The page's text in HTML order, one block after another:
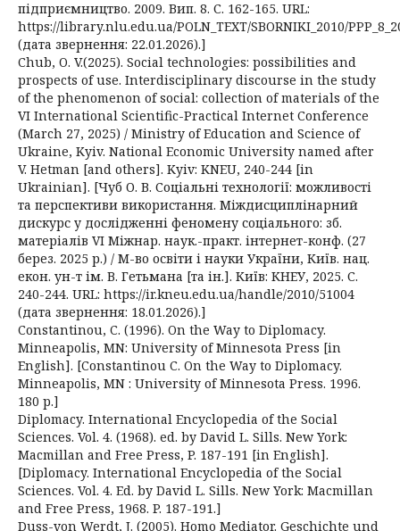
підприємництво. 2009. Вип. 8. С. 162-165. URL:
https://library.nlu.edu.ua/POLN_TEXT/SBORNIKI_2010/
(дата звернення: 22.01.2026).]
Chub, O. V.(2025). Social technologies: possibilities and
prospects of use. Interdisciplinary discourse in the study
of the phenomenon of social: collection of materials of the
VI International Scientific-Practical Internet Conference
(March 27, 2025) / Ministry of Education and Science of
Ukraine, Kyiv. National Economic University named after
V. Hetman [and others]. Kyiv: KNEU, 240-244 [in
Ukrainian]. [Чуб О. В. Соціальні технології: можливості
та перспективи використання. Міждисциплінарний
дискурс у дослідженні феномену соціального: зб.
матеріалів VI Міжнар. наук.-практ. інтернет-конф. (27
берез. 2025 р.) / М-во освіти і науки України, Київ. нац.
екон. ун-т ім. В. Гетьмана [та ін.]. Київ: КНЕУ, 2025. С.
240-244. URL: https://ir.kneu.edu.ua/handle/2010/51004
(дата звернення: 18.01.2026).]
Constantinou, C. (1996). On the Way to Diplomacy.
Minneapolis, MN: University of Minnesota Press [in
English]. [Constantinou C. On the Way to Diplomacy.
Minneapolis, MN : University of Minnesota Press. 1996.
180 p.]
Diplomacy. International Encyclopedia of the Social
Sciences. Vol. 4. (1968). ed. by David L. Sills. New York:
Macmillan and Free Press, P. 187-191 [in English].
[Diplomacy. International Encyclopedia of the Social
Sciences. Vol. 4. Ed. by David L. Sills. New York: Macmillan
and Free Press, 1968. P. 187-191.]
Duss-von Werdt, J. (2005). Homo Mediator. Geschichte und